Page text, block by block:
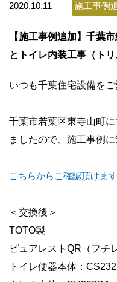
お問い合わせ
会社概要
2020.10.11 施工事例
【施工事例追加】千葉
とトイレ内装工事（ト
いつも千葉住宅設備を
千葉市若葉区東寺山町
ましたので、施工事例
こちらからご確認頂けます
＜交換後＞
TOTO製
ピュアレストQR（フチ
トイレ便器本体：